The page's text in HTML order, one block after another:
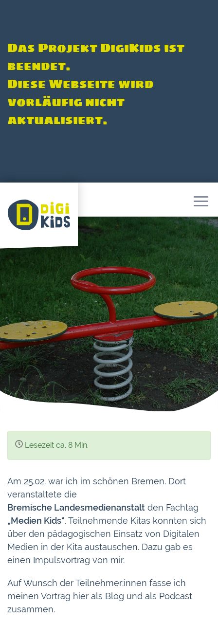
Das Projekt DigiKids ist
beendet.
Diese Webseite wird
vorläufig nicht
aktualisiert.
Lesezeit ca. 8 Min.
Am 25.02. war ich im schönen Bremen. Dort
veranstaltete die
Bremische Landesmedienanstalt den Fachtag
„Medien Kids“. Teilnehmende Kitas konnten sich
über den pädagogischen Einsatz von Digitalen
Medien in der Kita austauschen. Dazu gab es
einen Impulsvortrag von mir.
Auf Wunsch der Teilnehmer:innen fasse ich
meinen Vortrag hier als Blog und als Podcast
zusammen.